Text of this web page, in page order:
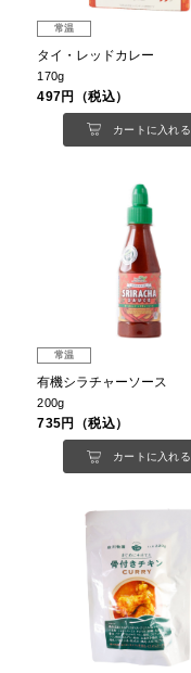
常温
タイ・レッドカレー
170g
497円（税込）
カートに入れる
常温
有機シラチャーソース
200g
735円（税込）
カートに入れる